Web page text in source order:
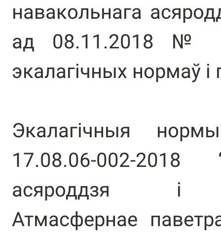
навакольнага
ад 08.11.2018 №
экалагічных нормаў
Экалагічныя
17.08.06-002-2018
асяроддзя і
Атмасфернае